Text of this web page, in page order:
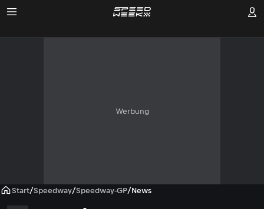
Werbung
Start/Speedway/Speedway-GP/News